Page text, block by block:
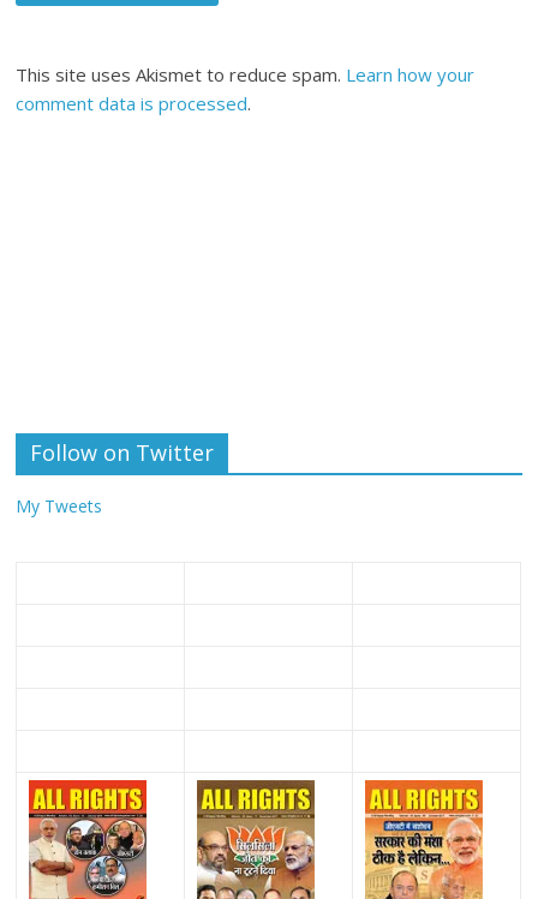
This site uses Akismet to reduce spam. Learn how your
comment data is processed.
Follow on Twitter
My Tweets